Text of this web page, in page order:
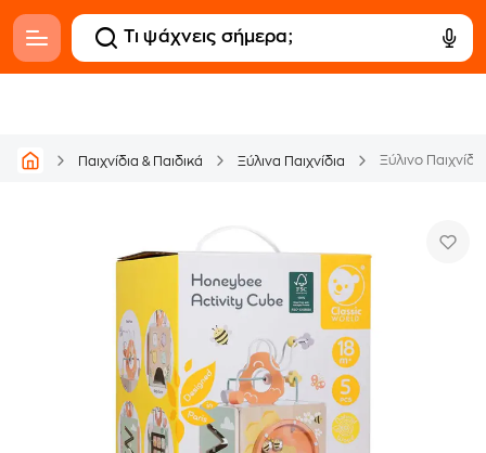
Παιχνίδια & Παιδικά Ξύλινα Παιχνίδια Ξύλινο